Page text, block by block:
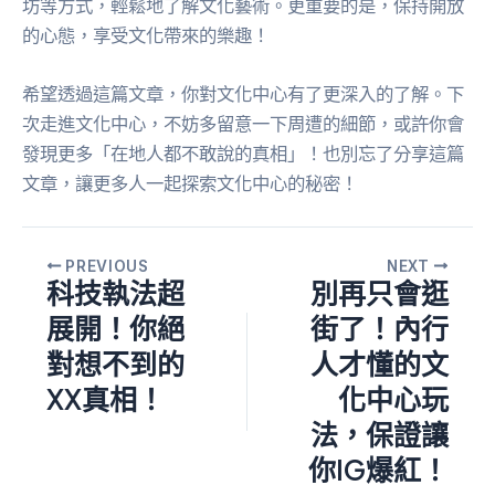
坊等方式，輕鬆地了解文化藝術。更重要的是，保持開放
的心態，享受文化帶來的樂趣！
希望透過這篇文章，你對文化中心有了更深入的了解。下
次走進文化中心，不妨多留意一下周遭的細節，或許你會
發現更多「在地人都不敢說的真相」！也別忘了分享這篇
文章，讓更多人一起探索文化中心的秘密！
PREVIOUS
科技執法超
展開！你絕
對想不到的
XX真相！
NEXT
別再只會逛
街了！內行
人才懂的文
化中心玩
法，保證讓
你IG爆紅！